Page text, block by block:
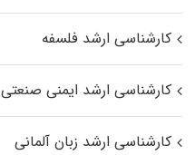
کارشناسی ارشد فلسفه
کارشناسی ارشد ایمنی صنعتی
کارشناسی ارشد زبان آلمانی